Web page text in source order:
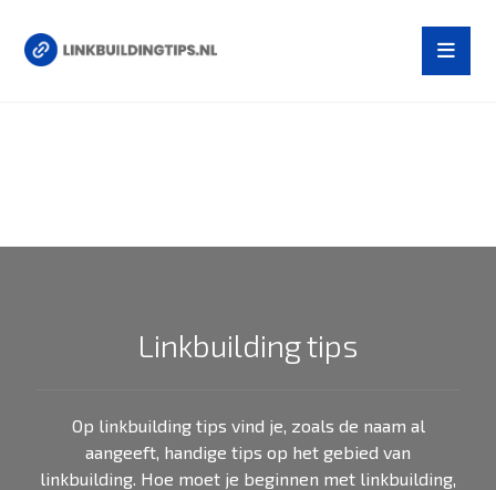
Linkbuilding tips
Op linkbuilding tips vind je, zoals de naam al
aangeeft, handige tips op het gebied van
linkbuilding. Hoe moet je beginnen met linkbuilding,